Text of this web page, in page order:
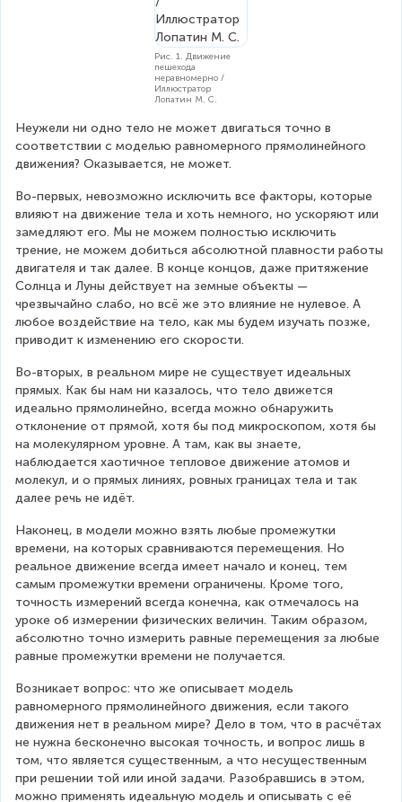
Рис. 1. Движение
пешехода
неравномерно /
Иллюстратор
Лопатин М. С.
Неужели ни одно тело не может двигаться точно в
соответствии с моделью равномерного прямолинейного
движения? Оказывается, не может.
Во-первых, невозможно исключить все факторы, которые
влияют на движение тела и хоть немного, но ускоряют или
замедляют его. Мы не можем полностью исключить
трение, не можем добиться абсолютной плавности работы
двигателя и так далее. В конце концов, даже притяжение
Солнца и Луны действует на земные объекты —
чрезвычайно слабо, но всё же это влияние не нулевое. А
любое воздействие на тело, как мы будем изучать позже,
приводит к изменению его скорости.
Во-вторых, в реальном мире не существует идеальных
прямых. Как бы нам ни казалось, что тело движется
идеально прямолинейно, всегда можно обнаружить
отклонение от прямой, хотя бы под микроскопом, хотя бы
на молекулярном уровне. А там, как вы знаете,
наблюдается хаотичное тепловое движение атомов и
молекул, и о прямых линиях, ровных границах тела и так
далее речь не идёт.
Наконец, в модели можно взять любые промежутки
времени, на которых сравниваются перемещения. Но
реальное движение всегда имеет начало и конец, тем
самым промежутки времени ограничены. Кроме того,
точность измерений всегда конечна, как отмечалось на
уроке об измерении физических величин. Таким образом,
абсолютно точно измерить равные перемещения за любые
равные промежутки времени не получается.
Возникает вопрос: что же описывает модель
равномерного прямолинейного движения, если такого
движения нет в реальном мире? Дело в том, что в расчётах
не нужна бесконечно высокая точность, и вопрос лишь в
том, что является существенным, а что несущественным
при решении той или иной задачи. Разобравшись в этом,
можно применять идеальную модель и описывать с её